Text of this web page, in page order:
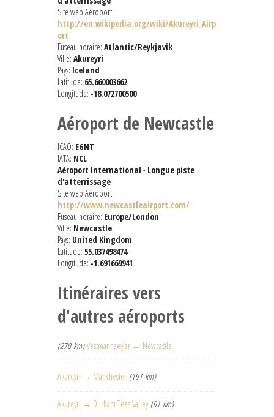
Site web Aéroport:
http://en.wikipedia.org/wiki/Akureyri_Airp
ort
Fuseau horaire: Atlantic/Reykjavik
Ville: Akureyri
Pays: Iceland
Latitude: 65.660003662
Longitude: -18.072700500
Aéroport de Newcastle
ICAO: EGNT
IATA: NCL
Aéroport International - Longue piste
d'atterrissage
Site web Aéroport:
http://www.newcastleairport.com/
Fuseau horaire: Europe/London
Ville: Newcastle
Pays: United Kingdom
Latitude: 55.037498474
Longitude: -1.691669941
Itinéraires vers
d'autres aéroports
(270 km) Vestmannaeyjar → Newcastle
Akureyri → Manchester (191 km)
Akureyri → Durham Tees Valley (61 km)